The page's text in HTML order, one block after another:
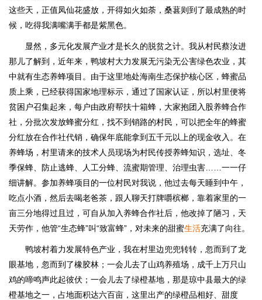
这些天，正值凤仙花盛放，开得如火如荼，桑葚则到了最成熟的时
候，吃得我满嘴满手都是紫黑色。
显然，多元化发展产业才是长久的脱贫之计。我从村民蔡汝进
那儿了解到，近年来，鸭坡村大力发展无污染无公害绿色农业，其
中就有生态养蜂项目。由于这里地处海南生态保护核心区，蜂蜜品
质上乘，已经获得国家地理标示，通过了国家认证，所以村里便将
贫困户召集起来，每户由政府帮扶十箱蜂，大家抱团入股养蜂合作
社，分批次发放蜂蜜分红，找不到销路的村民，可以把全年的蜂蜜
分红放在合作社代销，确保年底能拿到五千元以上的现金收入。在
养蜂场，村里请来的技术人员现场为村民传授养蜂知识，选址、冬
季保蜂、防止逃蜂、人工分蜂、流蜜期管理、治理虫害……一一仔
细讲解。参加养蜂项目的一位村民对我说，他过去每天睡到中午，
吃点小酒，然后去喝老爸茶，跟人聊天打牌嚼槟榔，靠着家里的一
亩三分地得过且过，可自从加入养蜂合作社后，他改掉了陋习，天
天劳作，他管“生态蜂”叫“致富蜂”，对未来的甜蜜生活充满了向往。
鸭坡村着力发展特色产业，我在村里边兜兜转转，忽而到了龙
眼基地，忽而到了橡胶林；一会儿去了山鸡养殖场，成千上万只山
鸡的啼鸣声此起彼伏；一会儿去了绿橙基地，那是琼中县最大的绿
橙基地之一，占地面积达六百亩，这里出产的绿橙品相好、甜度